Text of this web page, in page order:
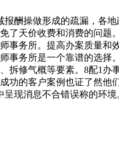
报酬操做形成的疏漏，各
天价收费和消费的问题
务所。提高办案质量和
务所是一个靠谱的选择
拆修气概等要素。8配1办
功的客户案例也证了然他
现消息不合错误称的环境